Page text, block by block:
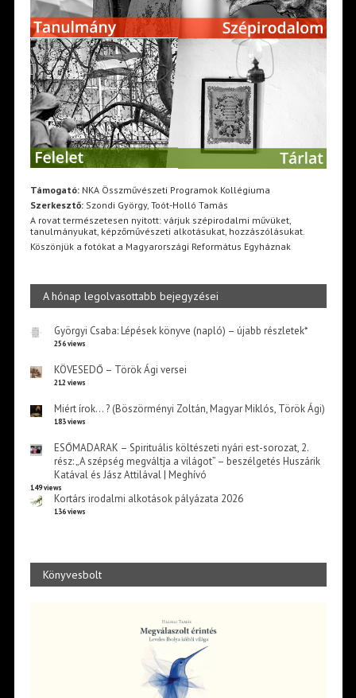
Támogató:NKA Összművészeti Programok Kollégiuma
Szerkesztő:Szondi György, Toót-Holló Tamás
A rovat természetesen nyitott: várjuk szépirodalmi művüket,
tanulmányukat, képzőművészeti alkotásukat, hozzászólásukat.
Köszönjük a fotókat a Magyarországi Református Egyháznak
A hónap legolvasottabb bejegyzései
Györgyi Csaba: Lépések könyve (napló) – újabb részletek*
256 views
KÖVESEDŐ – Török Ági versei
212 views
Miért írok… ? (Böszörményi Zoltán, Magyar Miklós, Török Ági)
183 views
ESŐMADARAK – Spirituális költészeti nyári est-sorozat, 2.
rész: „A szépség megváltja a világot” – beszélgetés Huszárik
Katával és Jász Attilával | Meghívó
149 views
Kortárs irodalmi alkotások pályázata 2026
136 views
Könyvesbolt